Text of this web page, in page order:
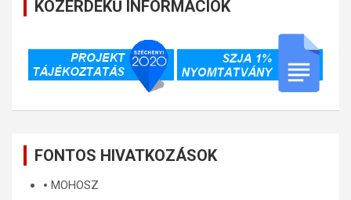
KÖZÉRDEKŰ INFORMÁCIÓK
FONTOS HIVATKOZÁSOK
🞄 MOHOSZ